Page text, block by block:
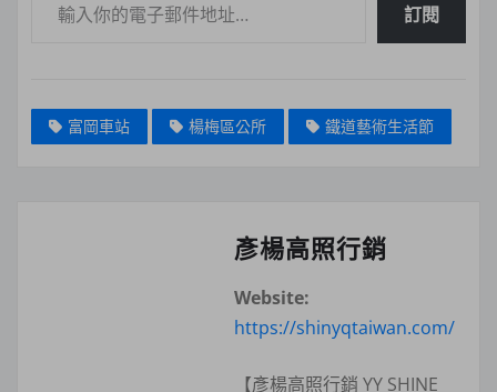
訂閱
富岡車站 楊梅區公所 鐵道藝術生活節
彥楊高照行銷
Website:
https://shinyqtaiwan.com/
【彥楊高照行銷 YY SHINE